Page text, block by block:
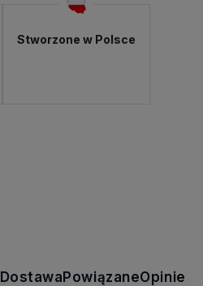
Stworzone w Polsce
DostawaPowiązaneOpinie